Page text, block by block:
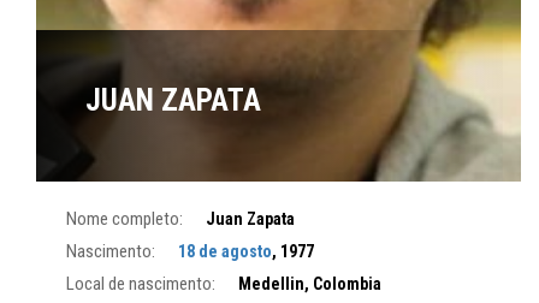
JUAN ZAPATA
Nome completo: Juan Zapata
Nascimento: 18 de agosto, 1977
Local de nascimento: Medellin, Colombia